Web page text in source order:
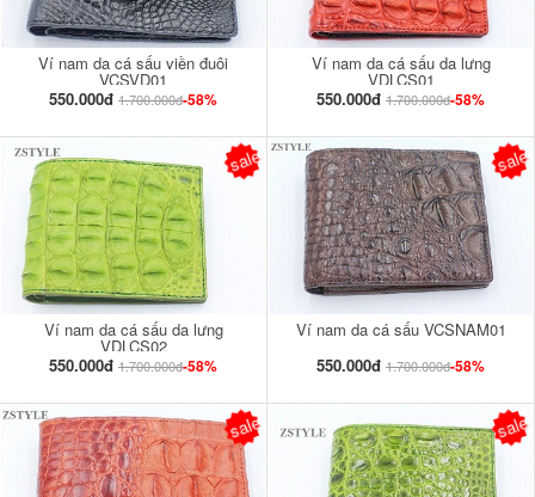
Ví nam da cá sấu viền đuôi
VCSVD01
550.000đ 1.700.000đ-58%
Ví nam da cá sấu da lưng
VDLCS01
550.000đ 1.700.000đ-58%
Ví nam da cá sấu da lưng
VDLCS02
550.000đ 1.700.000đ-58%
sale
Ví nam da cá sấu VCSNAM01
550.000đ 1.700.000đ-58%
sale
sale sale